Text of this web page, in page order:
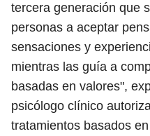
tercera generación que
personas a aceptar
sensaciones y
mientras las guía a
basadas en valores",
psicólogo clínico
tratamientos basados